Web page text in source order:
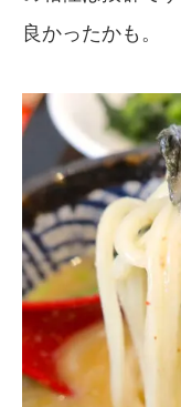
良かったかも。